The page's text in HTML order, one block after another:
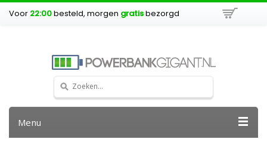
Voor 22:00besteld, morgen gratisbezorgd
Menu